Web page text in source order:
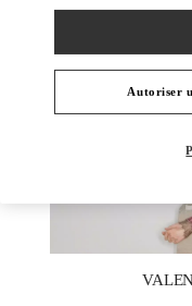
Autoriser